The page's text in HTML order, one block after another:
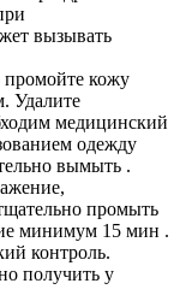
вызывать
кожу
Удалите
медицинский
одежду
вымыть .
промыть
минимум 15 мин .
контроль.
получить у